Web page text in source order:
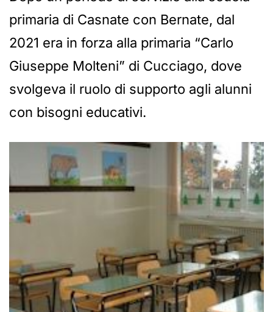
primaria di Casnate con Bernate, dal
2021 era in forza alla primaria “Carlo
Giuseppe Molteni” di Cucciago, dove
svolgeva il ruolo di supporto agli alunni
con bisogni educativi.